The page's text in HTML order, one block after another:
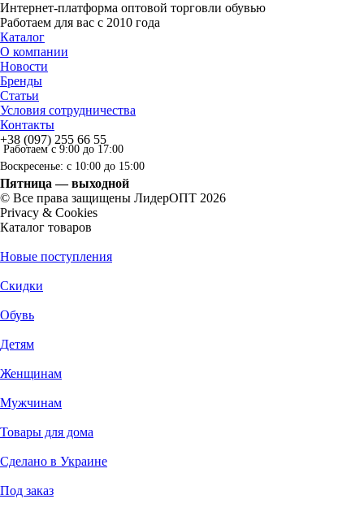
Интернет-платформа оптовой торговли обувью
Работаем для вас с 2010 года
Каталог
О компании
Новости
Бренды
Статьи
Условия сотрудничества
Контакты
+38 (097) 255 66 55
Работаем с 9:00 до 17:00
Воскресенье: с 10:00 до 15:00
Пятница — выходной
© Все права защищены ЛидерОПТ 2026
Privacy & Cookies
Каталог товаров
Новые поступления
Скидки
Обувь
Детям
Женщинам
Мужчинам
Товары для дома
Сделано в Украине
Под заказ